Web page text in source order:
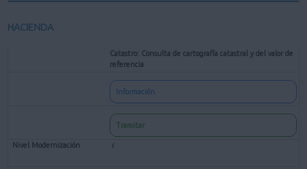
HACIENDA
Catastro: Consulta de cartografía catastral y del valor de
referencia
Información
Tramitar